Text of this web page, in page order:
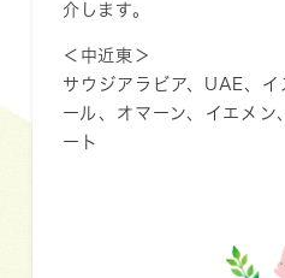
介します。
＜中近東＞
サウジアラビア、UAE、イ
ール、オマーン、イエメン
ート